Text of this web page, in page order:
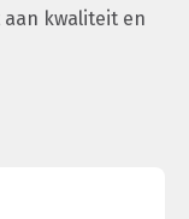
kwaliteit en